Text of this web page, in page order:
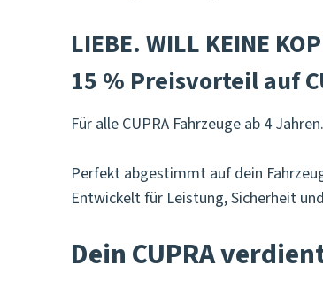
LIEBE. WILL KEINE
15 % Preisvorteil auf
Für alle CUPRA Fahrzeuge ab 4 Jahren.
Perfekt abgestimmt auf dein
Entwickelt für Leistung, Sicherheit
Dein CUPRA